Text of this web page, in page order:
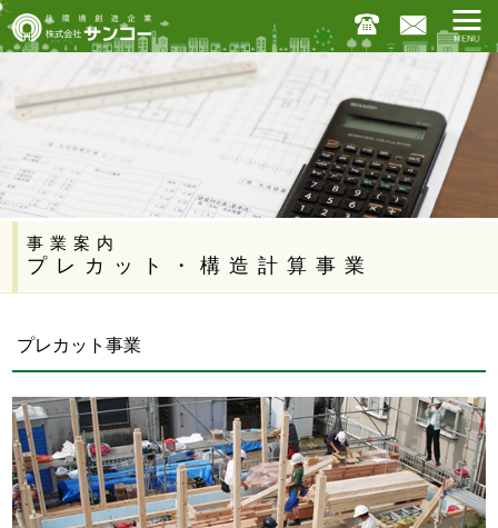
事業案内
プレカット・構造計算事業
プレカット事業